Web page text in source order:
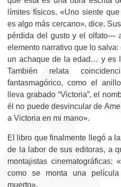
límites físicos. «Uno siente
es algo más cercano», dice.
pérdida del gusto y el olfato—
elemento narrativo que lo
un achaque de la edad… y es
También relata
fantasmagórico, como el
lleva grabado “Victoria”, el
él no puede desvincular de
a Victoria en mi mano».
El libro que finalmente llegó a
de la labor de sus editoras, a
montajistas cinematográficas:
como se monta una
muerto».